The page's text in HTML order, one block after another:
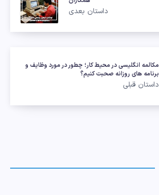
داستان بعدی
مکالمه انگلیسی در محیط کار؛ چطور در مورد وظایف و
برنامه های روزانه صحبت کنیم؟
داستان قبلی